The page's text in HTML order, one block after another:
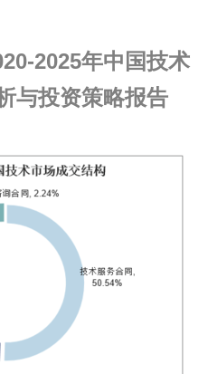
2025年中国技术
与投资策略报告